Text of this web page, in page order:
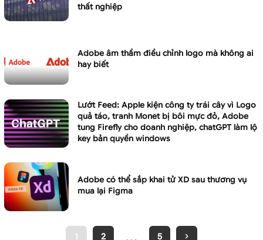
thất nghiệp
Adobe âm thầm điều chỉnh logo mà không ai
hay biết
Lướt Feed: Apple kiện công ty trái cây vì Logo
quả táo, tranh Monet bị bôi mực đỏ, Adobe
tung Firefly cho doanh nghiệp, chatGPT làm lộ
key bản quyền windows
Adobe có thể sắp khai tử XD sau thương vụ
mua lại Figma
1 2 … 5